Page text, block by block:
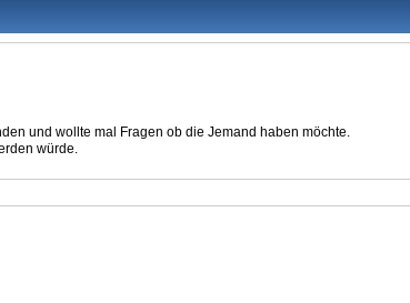
und wollte mal Fragen ob die Jemand haben möchte.
würde.